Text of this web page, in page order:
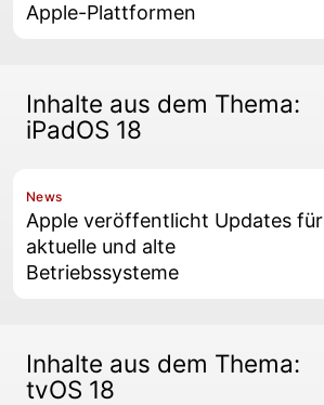
Apple-Plattformen
Inhalte aus dem Thema:
iPadOS 18
News
Apple veröffentlicht Updates für
aktuelle und alte
Betriebssysteme
Inhalte aus dem Thema:
tvOS 18